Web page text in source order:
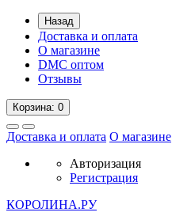
Назад
Доставка и оплата
О магазине
DMC оптом
Отзывы
Корзина: 0
Доставка и оплата О магазине
Авторизация
Регистрация
КОРОЛИНА.РУ